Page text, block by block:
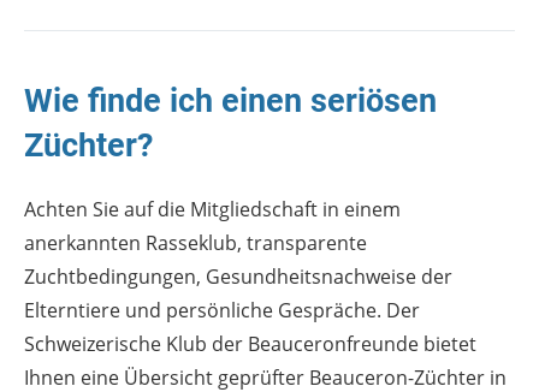
Wie finde ich einen seriösen
Züchter?
Achten Sie auf die Mitgliedschaft in einem
anerkannten Rasseklub, transparente
Zuchtbedingungen, Gesundheitsnachweise der
Elterntiere und persönliche Gespräche. Der
Schweizerische Klub der Beauceronfreunde bietet
Ihnen eine Übersicht geprüfter Beauceron-Züchter in